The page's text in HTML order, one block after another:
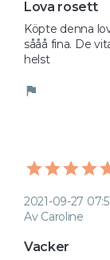
Lova rosett
Köpte denna
sååå fina. De
helst
flag
2021-09-27
Av Caroline
Vacker